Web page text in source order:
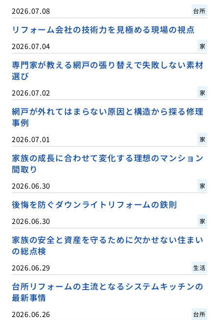
2026.07.08 台所
リフォーム会社の技術力を見極める現場の視点
2026.07.04 家
専門家が教える網戸の張り替えで失敗しない素材
選び
2026.07.02 家
網戸が外れてはまらない原因と構造から探る修理
事例
2026.07.01 家
家族の成長に合わせて変化する理想のマンション
間取り
2026.06.30 家
後悔を防ぐダウンライトリフォームの鉄則
2026.06.30 家
家族の安全と資産を守るために欠かせない住まい
の総点検
2026.06.29 生活
台所リフォームの主流となるシステムキッチンの
最新事情
2026.06.26 台所